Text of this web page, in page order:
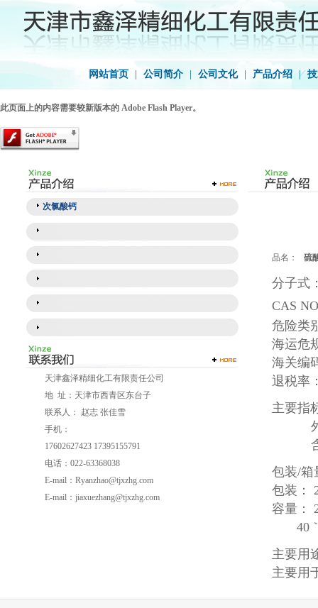
网站首页 公司简介 公司文化 产品介绍 |
此页面上的内容需要较新版本的 Adobe Flash Player。
次氯酸钙
天津鑫泽精细化工有限责任公司
地 址：天津市西青区东台子
联系人： 赵志 张佳雪
手机：
17602627423 17395155791
电话：022-63368038
E-mail： Ryanzhao@tjxzhg.com
E-mail： jiaxuezhang@tjxzhg.com
品名： 硫
分子式
CAS
危险类
海运危
海关编
退税率
主要指
外观
含量
包装/箱
包装：
容量：
40｀
主要用
主要用